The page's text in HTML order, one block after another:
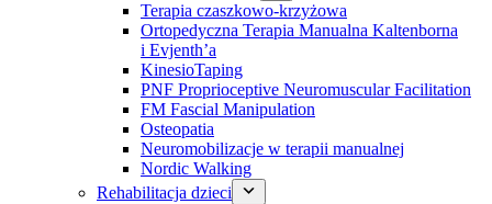
Terapia czaszkowo-krzyżowa
Ortopedyczna Terapia Manualna Kaltenborna
i Evjenth’a
KinesioTaping
PNF Proprioceptive Neuromuscular Facilitation
FM Fascial Manipulation
Osteopatia
Neuromobilizacje w terapii manualnej
Nordic Walking
Rehabilitacja dzieci